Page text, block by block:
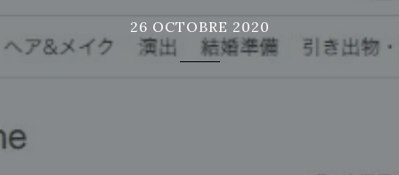
26 OCTOBRE 2020